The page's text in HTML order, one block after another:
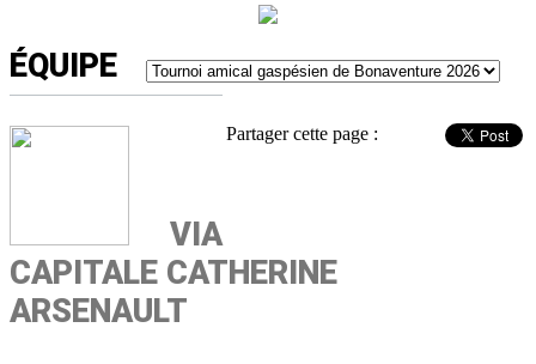
ÉQUIPE
Partager cette page :
VIA
CAPITALE CATHERINE
ARSENAULT